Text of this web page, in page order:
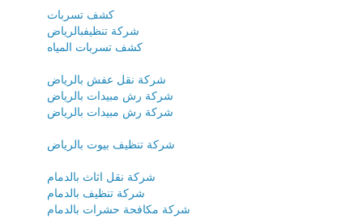
كشف تسربات
شركة تنظيفبالرياض
‫كشف تسربات المياه
شركة نقل عفش بالرياض
شركة رش مبيدات بالرياض
شركة رش مبيدات بالرياض
شركة تنظيف بيوت بالرياض
شركة نقل اثاث بالدمام
شركة تنظيف بالدمام
شركة مكافحة حشرات بالدمام